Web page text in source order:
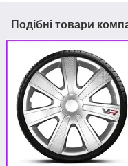
Подібні товари